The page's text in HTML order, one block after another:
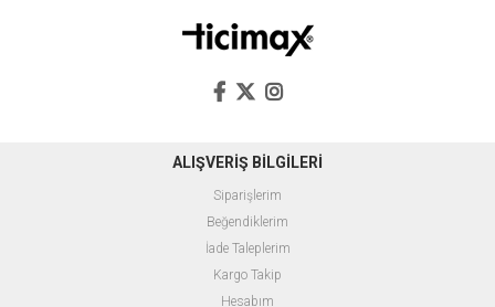
ALIŞVERİŞ BİLGİLERİ
Siparişlerim
Beğendiklerim
İade Taleplerim
Kargo Takip
Hesabım